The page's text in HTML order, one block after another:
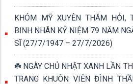
KHÓM MỸ XUYÊN THĂM HỎI,
BINH NHÂN KỶ NIỆM 79 NĂM
SĨ (27/7/1947 – 27/7/2026)
☘️ NGÀY CHỦ NHẬT XANH LẦN
TRANG KHUÔN VIÊN ĐÌNH